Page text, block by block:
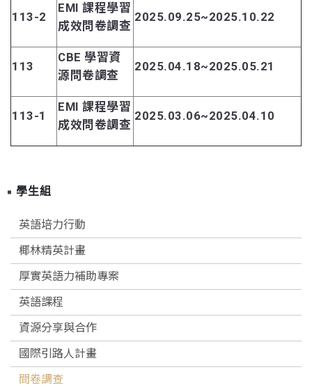
學生組
英語培力行動
椰林精英計畫
厚實英語力補助專案
英語課程
資源分享與合作
國際引路人計畫
問卷調查
113-2
EMI 課程學習
成效問卷調查
2025.09.25~2025.10.22
113
CBE 學習資
源問卷調查
2025.04.18~2025.05.21
113-1
EMI 課程學習
成效問卷調查
2025.03.06~2025.04.10